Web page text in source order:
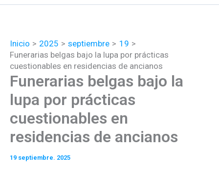
Inicio 2025 septiembre
19
Funerarias belgas bajo la lupa por prácticas
cuestionables en residencias de ancianos
Funerarias belgas bajo la
lupa por prácticas
cuestionables en
residencias de ancianos
19 septiembre. 2025